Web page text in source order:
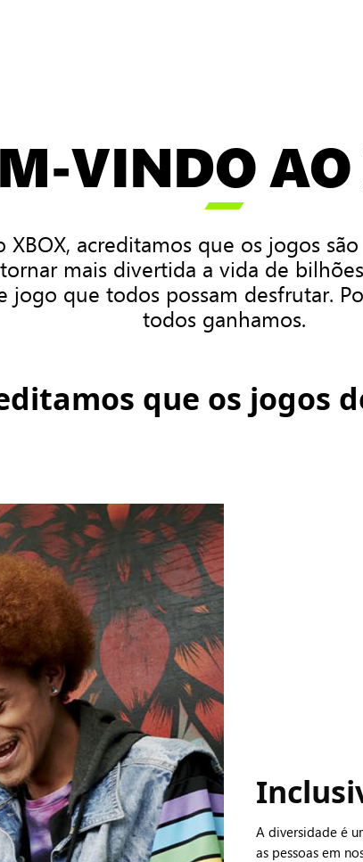
VINDO

XBOX, acreditamos que os jogos
mais divertida a vida de
jogo que todos possam desfrutar.
todos ganhamos.
que os jogos
A diversidade é
as pessoas em